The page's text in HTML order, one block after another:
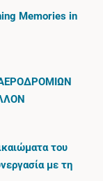
Memories in
του
με τη